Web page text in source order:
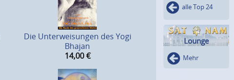
Die Unterweisungen des Yogi
Bhajan
14,00 €
alle Top 24
Lounge
Mehr